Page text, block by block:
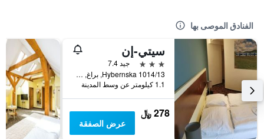
الفنادق الموصى بها
سيتي-إن
3 نجوم
جيد 7.4
Hybernska 1014/13, براغ, Prague Region, جمهورية التشيك
1.1 كيلومتر عن وسط المدينة
278 ﷼
عرض الصفقة